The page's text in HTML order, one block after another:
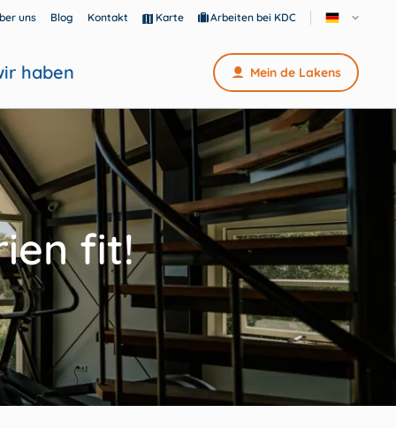
uns Blog Kontakt Karte Arbeiten bei KDC
Mein de Lakens
haben
fit!